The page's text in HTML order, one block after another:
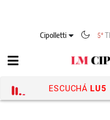
Cipolletti 5°
ESCUCHÁ LU5